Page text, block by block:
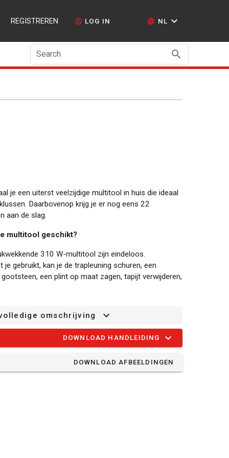
REGISTREREN LOG IN NL
Search
je een uiterst veelzijdige multitool in huis die ideaal
Daarbovenop krijg je er nog eens 22
aan de slag.
multitool geschikt?
310 W-multitool zijn eindeloos.
gebruikt, kan je de trapleuning schuren, een
een plint op maat zagen, tapijt verwijderen,
een constante kracht zodat je klussen snel en
multitool:
omschrijving
DOWNLOAD HANDLEIDING
DOWNLOAD AFBEELDINGEN